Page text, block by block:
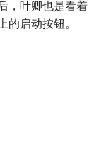
，叶卿也是看着
启动按钮。